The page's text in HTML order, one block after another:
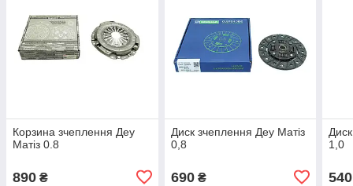
Корзина зчеплення Деу
Матіз 0.8
890 ₴
Диск зчеплення Деу Матіз
0,8
690₴
1,0
540